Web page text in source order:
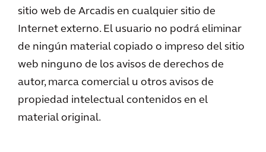
sitio web de Arcadis en cualquier sitio de
Internet externo. El usuario no podrá eliminar
de ningún material copiado o impreso del sitio
web ninguno de los avisos de derechos de
autor, marca comercial u otros avisos de
propiedad intelectual contenidos en el
material original.